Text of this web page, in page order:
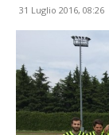
31 Luglio 2016, 08:26